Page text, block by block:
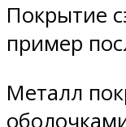
Покрытие
пример
Металл